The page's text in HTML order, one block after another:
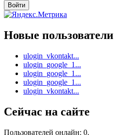
Новые пользователи
ulogin_vkontakt...
ulogin_google_1...
ulogin_google_1...
ulogin_google_1...
ulogin_vkontakt...
Сейчас на сайте
Пользователей онлайн: 0.